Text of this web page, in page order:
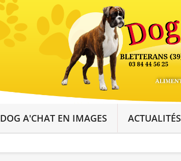
DOG A'CHAT EN IMAGES ACTUALITÉS